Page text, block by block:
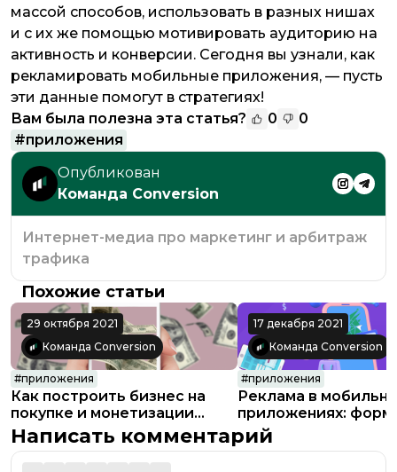
массой способов, использовать в разных нишах
и с их же помощью мотивировать аудиторию на
активность и конверсии. Сегодня вы узнали, как
рекламировать мобильные приложения, — пусть
эти данные помогут в стратегиях!
Вам была полезна эта статья?
0
0
#приложения
Опубликован
Команда Conversion
Интернет-медиа про маркетинг и арбитраж
трафика
Похожие статьи
29 октября 2021
Команда Conversion
#приложения
Как построить бизнес на
покупке и монетизации
приложений
17 декабря 2021
Команда Conversion
#приложения
Реклама в
приложениях:
категории и
Написать комментарий